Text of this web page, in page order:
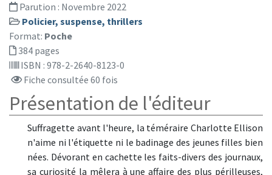
Parution : Novembre 2022
Policier, suspense, thrillers
Format: Poche
384 pages
ISBN : 978-2-2640-8123-0
Fiche consultée 60 fois
Présentation de l'éditeur
Suffragette avant l'heure, la téméraire Charlotte Ellison
n'aime ni l'étiquette ni le badinage des jeunes filles bien
nées. Dévorant en cachette les faits-divers des journaux,
sa curiosité la mêlera à une affaire des plus périlleuses,